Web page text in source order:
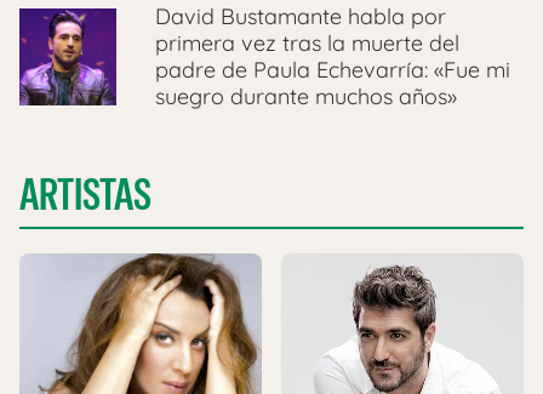
David Bustamante habla por
primera vez tras la muerte del
padre de Paula Echevarría: «Fue mi
suegro durante muchos años»
ARTISTAS